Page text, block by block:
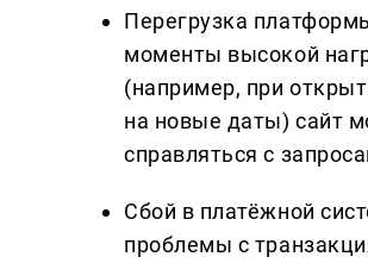
Перегрузка
моменты высокой
(например, при
на новые даты) сайт
справляться с
Сбой в платёжной
проблемы с